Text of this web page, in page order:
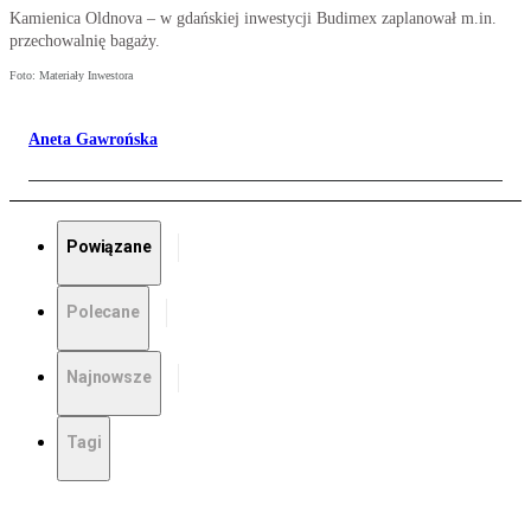
Kamienica Oldnova – w gdańskiej inwestycji Budimex zaplanował m.in.
przechowalnię bagaży.
Foto: Materiały Inwestora
Aneta Gawrońska
Powiązane
Polecane
Najnowsze
Tagi